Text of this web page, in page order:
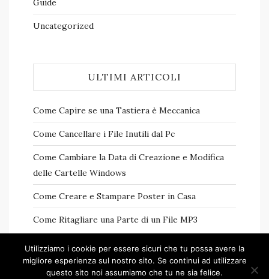
Guide
Uncategorized
ULTIMI ARTICOLI
Come Capire se una Tastiera è Meccanica
Come Cancellare i File Inutili dal Pc
Come Cambiare la Data di Creazione e Modifica
delle Cartelle Windows
Come Creare e Stampare Poster in Casa
Come Ritagliare una Parte di un File MP3
Utilizziamo i cookie per essere sicuri che tu possa avere la
migliore esperienza sul nostro sito. Se continui ad utilizzare
questo sito noi assumiamo che tu ne sia felice.